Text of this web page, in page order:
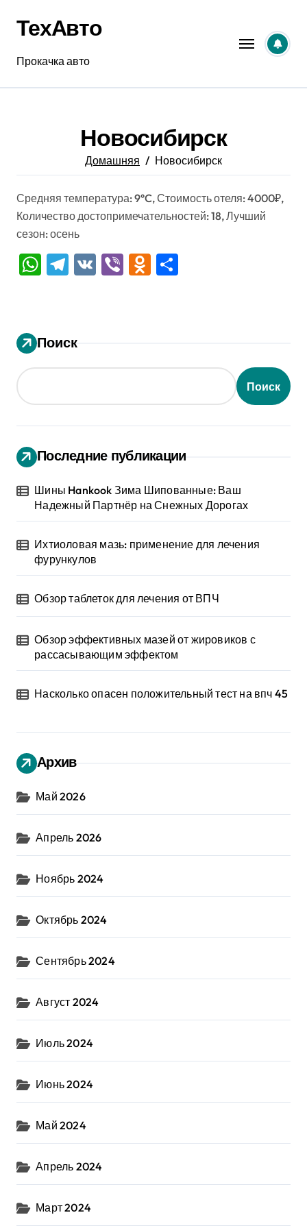
содержанию
ТехАвто
Прокачка авто
Новосибирск
Домашняя Новосибирск
Средняя температура: 9°C, Стоимость отеля: 4000₽,
Количество достопримечательностей: 18, Лучший
сезон: осень
WhatsApp
Telegram
VK ViberOdnoklassniki
Поиск
Поиск
Последние публикации
Шины Hankook Зима Шипованные: Ваш
Надежный Партнёр на Снежных Дорогах
Ихтиоловая мазь: применение для лечения
фурункулов
Обзор таблеток для лечения от ВПЧ
Обзор эффективных мазей от жировиков с
рассасывающим эффектом
Насколько опасен положительный тест на впч 45
Архив
Май 2026
Апрель 2026
Ноябрь 2024
Октябрь 2024
Сентябрь 2024
Август 2024
Июль 2024
Июнь 2024
Май 2024
Апрель 2024
Март 2024